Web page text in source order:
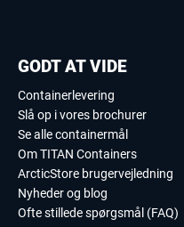
GODT AT VIDE
Containerlevering
Slå op i vores brochurer
Se alle containermål
Om TITAN Containers
ArcticStore brugervejledning
Nyheder og blog
Ofte stillede spørgsmål (FAQ)